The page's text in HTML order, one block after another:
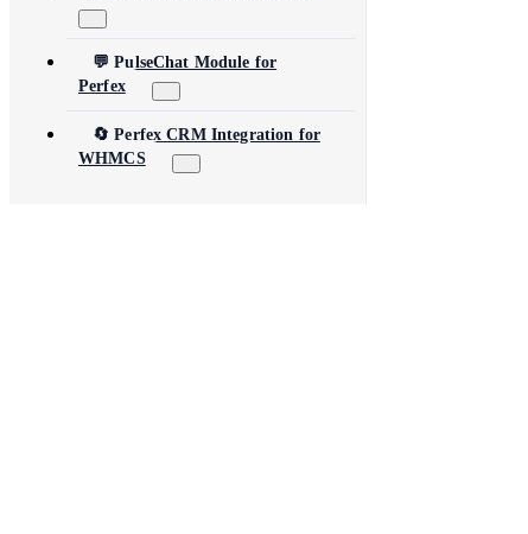
💬 PulseChat Module for
Perfex
🔄 Perfex CRM Integration for
WHMCS